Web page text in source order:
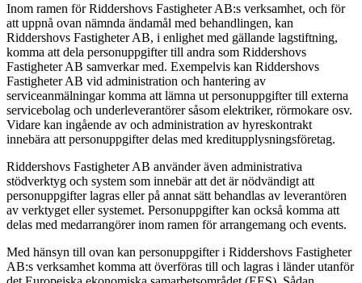
Inom ramen för Riddershovs Fastigheter AB:s verksamhet, och för
att uppnå ovan nämnda ändamål med behandlingen, kan
Riddershovs Fastigheter AB, i enlighet med gällande lagstiftning,
komma att dela personuppgifter till andra som Riddershovs
Fastigheter AB samverkar med. Exempelvis kan Riddershovs
Fastigheter AB vid administration och hantering av
serviceanmälningar komma att lämna ut personuppgifter till externa
servicebolag och underleverantörer såsom elektriker, rörmokare osv.
Vidare kan ingående av och administration av hyreskontrakt
innebära att personuppgifter delas med kreditupplysningsföretag.
Riddershovs Fastigheter AB använder även administrativa
stödverktyg och system som innebär att det är nödvändigt att
personuppgifter lagras eller på annat sätt behandlas av leverantören
av verktyget eller systemet. Personuppgifter kan också komma att
delas med medarrangörer inom ramen för arrangemang och events.
Med hänsyn till ovan kan personuppgifter i Riddershovs Fastigheter
AB:s verksamhet komma att överföras till och lagras i länder utanför